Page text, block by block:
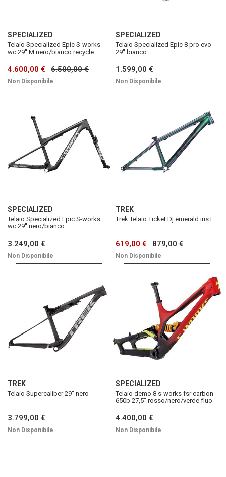
SPECIALIZED
Telaio Specialized Epic S-works
wc 29'' M nero/bianco recycle
4.600,00 € 6.500,00 €
Non Disponibile
SPECIALIZED
Telaio Specialized Epic 8 pro evo
29'' bianco
1.599,00 €
Non Disponibile
SPECIALIZED
Telaio Specialized Epic S-works
wc 29'' nero/bianco
3.249,00 €
Non Disponibile
TREK
Trek Telaio Ticket Dj emerald iris L
619,00 € 879,00 €
Non Disponibile
TREK
Telaio Supercaliber 29'' nero
3.799,00 €
Non Disponibile
SPECIALIZED
Telaio demo 8 s-works fsr carbon
650b 27,5'' rosso/nero/verde fluo
4.400,00 €
Non Disponibile